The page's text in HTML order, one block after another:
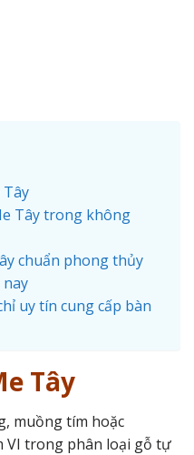
Tây trong không
chuẩn phong thủy
uy tín cung cấp bàn
Tây
muồng tím hoặc
VI trong phân loại gỗ tự